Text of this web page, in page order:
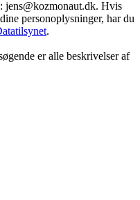
jens@kozmonaut.dk. Hvis
personoplysninger, har du
.
er alle beskrivelser af